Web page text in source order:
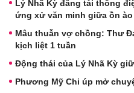
Lý Nhã Kỳ đăng tải thông
ứng xử văn minh giữa ồn ào
Mâu thuẫn vợ chồng: Thư
kịch liệt 1 tuần
Động thái của Lý Nhã Kỳ
Phương Mỹ Chi úp mở